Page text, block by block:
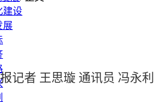
建设
展
者 王思璇 通讯员 冯永利